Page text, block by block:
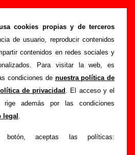
usa cookies propias y de terceros
de usuario, reproducir contenidos
contenidos en redes sociales y
Para visitar la web, es
condiciones de nuestra política de
de privacidad . El acceso y el
además por las condiciones
legal .
aceptas las políticas:
de Futuro Terror (Letra
>Canciones >Serpientes
todo tipo de información
" interpretada por Futuro
también aparecerá información
sobre los discos en los que está
la grabación del mismo, sobre
puedes ayudar acompletar